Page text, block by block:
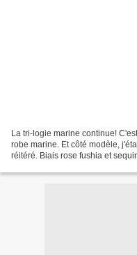
La tri-logie marine continue!
robe marine. Et côté modèle,
réitéré. Biais rose fushia et